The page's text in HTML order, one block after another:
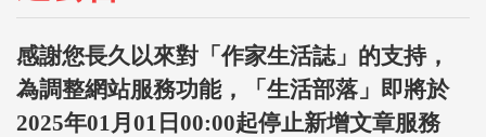
感謝您長久以來對「作家生活誌」的支持，
為調整網站服務功能，「生活部落」即將於
2025年01月01日00:00起停止新增文章服務